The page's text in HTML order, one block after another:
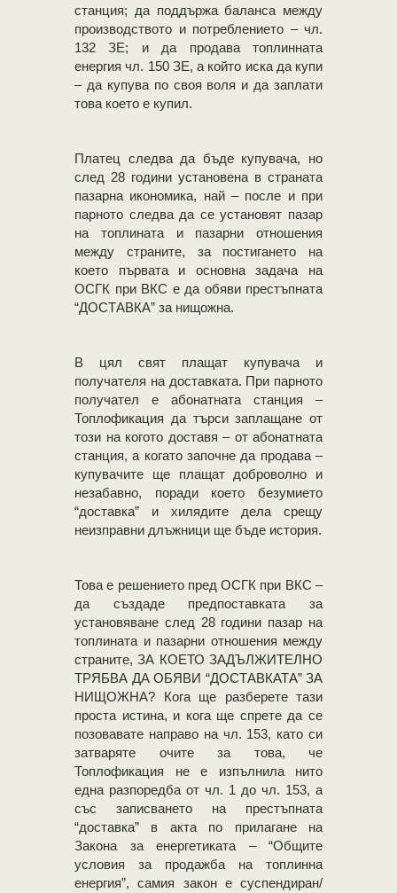
станция; да поддържа баланса между
производството и потреблението – чл.
132 ЗЕ; и да продава топлинната
енергия чл. 150 ЗЕ, а който иска да купи
– да купува по своя воля и да заплати
това което е купил.
Платец следва да бъде купувача, но
след 28 години установена в страната
пазарна икономика, най – после и при
парното следва да се установят пазар
на топлината и пазарни отношения
между страните, за постигането на
което първата и основна задача на
ОСГК при ВКС е да обяви престъпната
“ДОСТАВКА” за нищожна.
В цял свят плащат купувача и
получателя на доставката. При парното
получател е абонатната станция –
Топлофикация да търси заплащане от
този на когото доставя – от абонатната
станция, а когато започне да продава –
купувачите ще плащат доброволно и
незабавно, поради което безумието
“доставка” и хилядите дела срещу
неизправни длъжници ще бъде история.
Това е решението пред ОСГК при ВКС –
да създаде предпоставката за
установяване след 28 години пазар на
топлината и пазарни отношения между
страните, ЗА КОЕТО ЗАДЪЛЖИТЕЛНО
ТРЯБВА ДА ОБЯВИ “ДОСТАВКАТА” ЗА
НИЩОЖНА? Кога ще разберете тази
проста истина, и кога ще спрете да се
позовавате направо на чл. 153, като си
затваряте очите за това, че
Топлофикация не е изпълнила нито
една разпоредба от чл. 1 до чл. 153, а
със записването на престъпната
“доставка” в акта по прилагане на
Закона за енергетиката – “Общите
условия за продажба на топлинна
енергия”, самия закон е суспендиран/